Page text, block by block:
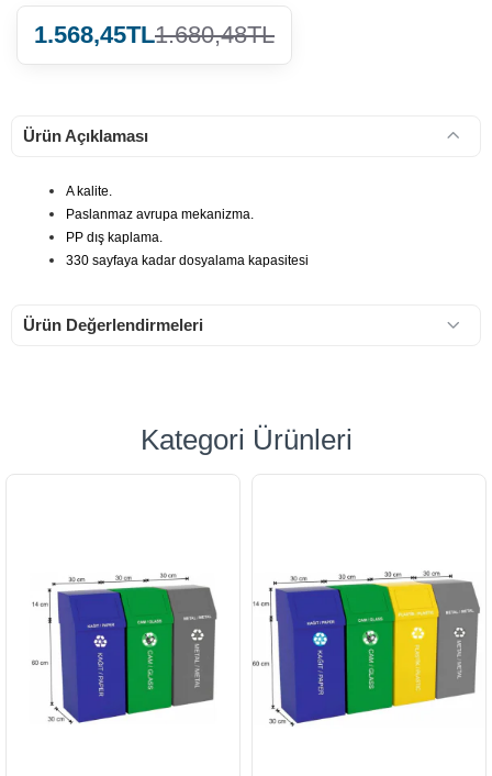
1.568,45TL1.680,48TL
Ürün Açıklaması
A kalite.
Paslanmaz avrupa mekanizma.
PP dış kaplama.
330 sayfaya kadar dosyalama kapasitesi
Ürün Değerlendirmeleri
Kategori Ürünleri